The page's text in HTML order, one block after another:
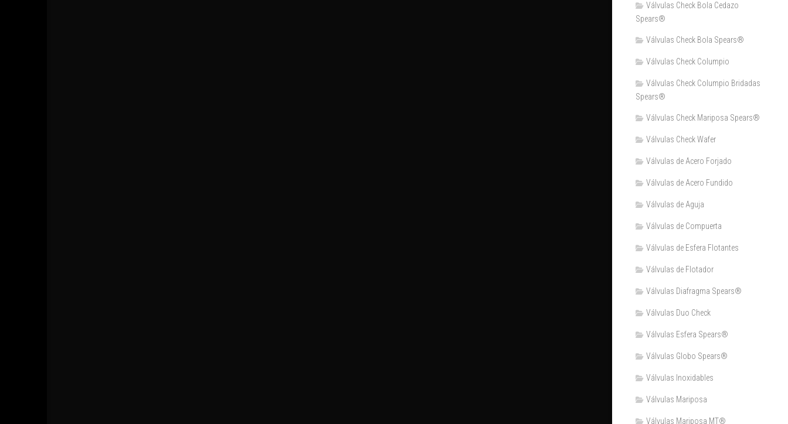
Válvulas Check Bola Cedazo
Spears®
Válvulas Check Bola Spears®
Válvulas Check Columpio
Válvulas Check Columpio Bridadas
Spears®
Válvulas Check Mariposa Spears®
Válvulas Check Wafer
Válvulas de Acero Forjado
Válvulas de Acero Fundido
Válvulas de Aguja
Válvulas de Compuerta
Válvulas de Esfera Flotantes
Válvulas de Flotador
Válvulas Diafragma Spears®️
Válvulas Duo Check
Válvulas Esfera Spears®
Válvulas Globo Spears®
Válvulas Inoxidables
Válvulas Mariposa
Válvulas Mariposa MT®